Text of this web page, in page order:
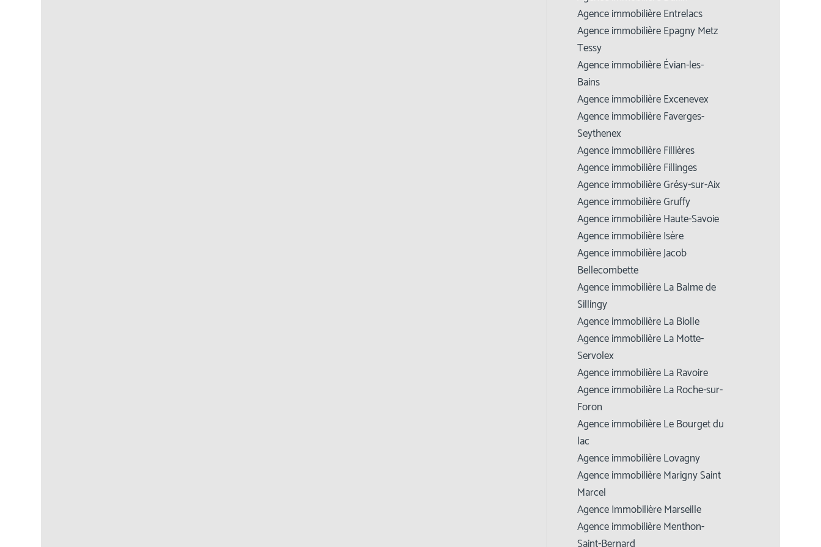
Agence immobilière Entrelacs
Agence immobilière Epagny Metz
Tessy
Agence immobilière Évian-les-
Bains
Agence immobilière Excenevex
Agence immobilière Faverges-
Seythenex
Agence immobilière Fillières
Agence immobilière Fillinges
Agence immobilière Grésy-sur-Aix
Agence immobilière Gruffy
Agence immobilière Haute-Savoie
Agence immobilière Isère
Agence immobilière Jacob
Bellecombette
Agence immobilière La Balme de
Sillingy
Agence immobilière La Biolle
Agence immobilière La Motte-
Servolex
Agence immobilière La Ravoire
Agence immobilière La Roche-sur-
Foron
Agence immobilière Le Bourget du
lac
Agence immobilière Lovagny
Agence immobilière Marigny Saint
Marcel
Agence Immobilière Marseille
Agence immobilière Menthon-